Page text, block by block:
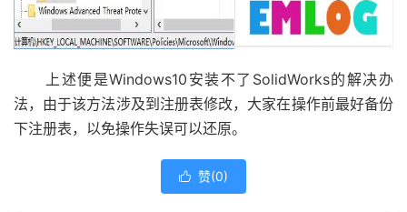
上述便是Windows10安装不了SolidWorks的解决办
法，由于该方法涉及到注册表修改，大家在操作前最好备份
下注册表，以免操作失误可以还原。
 赞(0)